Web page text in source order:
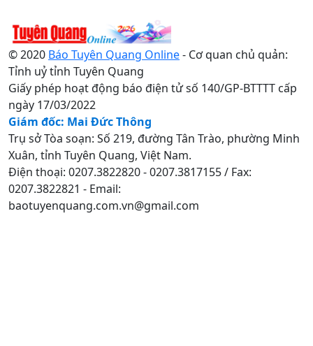
© 2020 Báo Tuyên Quang Online- Cơ quan chủ quản:
Tỉnh uỷ tỉnh Tuyên Quang
Giấy phép hoạt động báo điện tử số 140/GP-BTTTT cấp
ngày 17/03/2022
Giám đốc: Mai Đức Thông
Trụ sở Tòa soạn: Số 219, đường Tân Trào, phường Minh
Xuân, tỉnh Tuyên Quang, Việt Nam.
Điện thoại: 0207.3822820 - 0207.3817155 / Fax:
0207.3822821 - Email:
baotuyenquang.com.vn@gmail.com